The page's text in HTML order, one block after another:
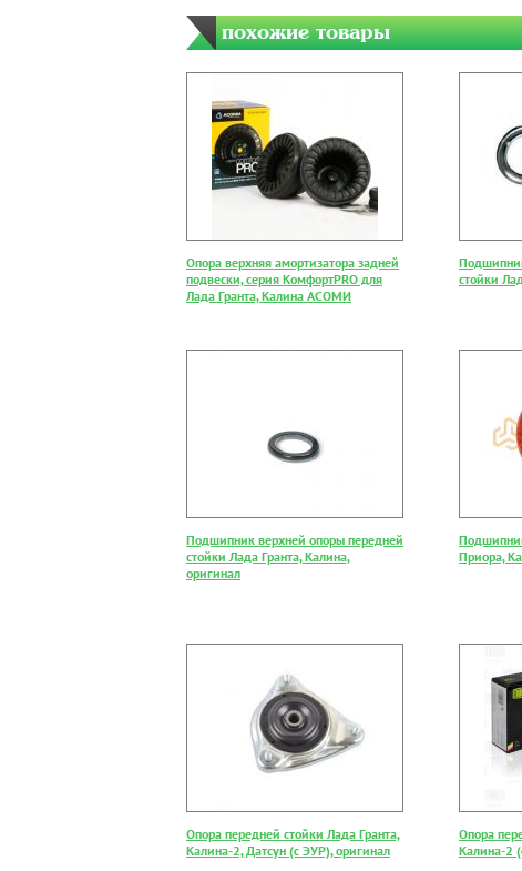
похожие товары
Опора верхняя амортизатора задней
подвески, серия КомфортPRO для
Лада Гранта, Калина АСОМИ
стойки
Подшипник верхней опоры передней
стойки Лада Гранта, Калина,
оригинал
Приора,
Опора передней стойки Лада Гранта,
Калина-2, Датсун (с ЭУР), оригинал
Опора
Калина-2